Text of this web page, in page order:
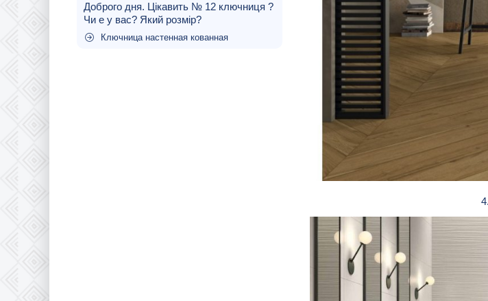
Доброго дня. Цікавить № 12 ключниця ?
Чи е у вас? Який розмір?
Ключница настенная кованная